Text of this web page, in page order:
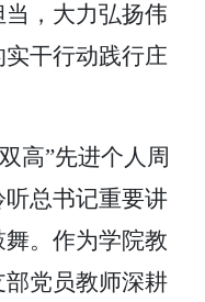
，大力弘扬伟
干行动践行庄
高”先进个人周
总书记重要讲
。作为学院教
党员教师深耕